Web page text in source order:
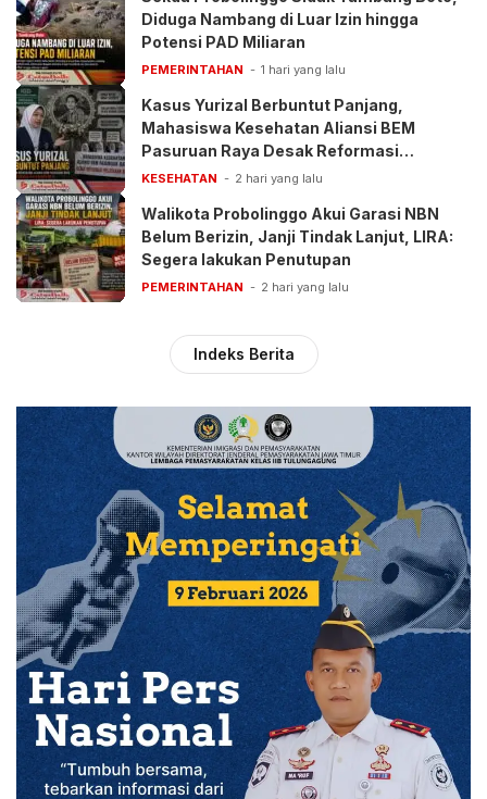
Diduga Nambang di Luar Izin hingga
Potensi PAD Miliaran
PEMERINTAHAN 1 hari yang lalu
Kasus Yurizal Berbuntut Panjang,
Mahasiswa Kesehatan Aliansi BEM
Pasuruan Raya Desak Reformasi
Pelayanan BPJS
KESEHATAN 2 hari yang lalu
Walikota Probolinggo Akui Garasi NBN
Belum Berizin, Janji Tindak Lanjut, LIRA:
Segera lakukan Penutupan
PEMERINTAHAN 2 hari yang lalu
Indeks Berita